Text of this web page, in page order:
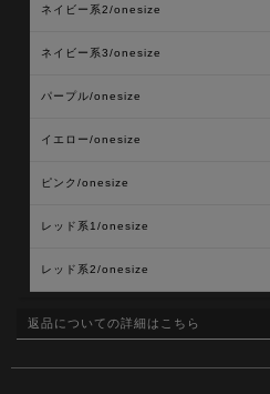
ネイビー系2/onesize
ネイビー系3/onesize
パープル/onesize
イエロー/onesize
ピンク/onesize
レッド系1/onesize
レッド系2/onesize
返品についての詳細はこちら